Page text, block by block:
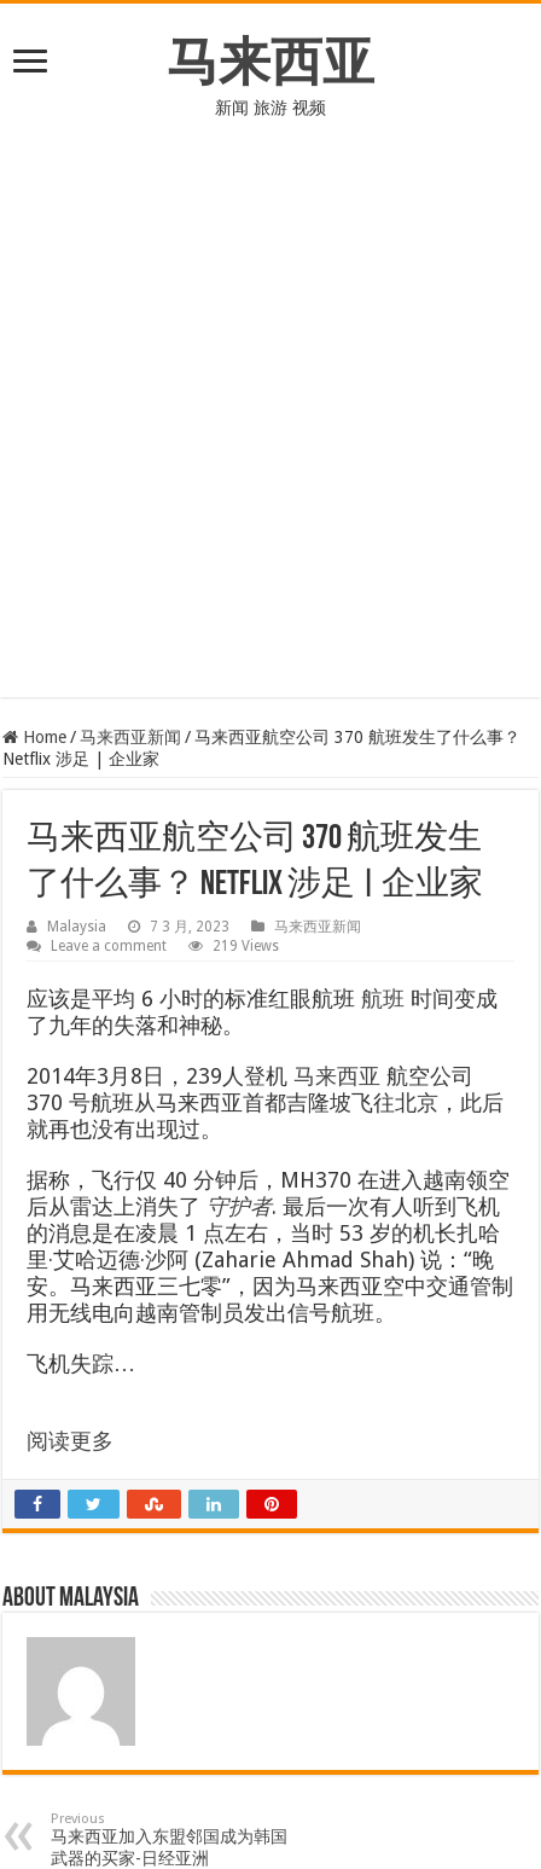
马来西亚
新闻 旅游 视频
Home / 马来西亚新闻 / 马来西亚航空公司 370 航班发生了什么事？
Netflix 涉足 | 企业家
马来西亚航空公司 370 航班发生
了什么事？ Netflix 涉足 | 企业家
Malaysia 7 3 月, 2023
马来西亚新闻
Leave a comment
219 Views
应该是平均 6 小时的标准红眼航班航班 时间变成
了九年的失落和神秘。
2014年3月8日，239人登机马来西亚 航空公司
370 号航班从马来西亚首都吉隆坡飞往北京，此后
就再也没有出现过。
据称，飞行仅 40 分钟后，MH370 在进入越南领空
后从雷达上消失了 守护者. 最后一次有人听到飞机
的消息是在凌晨 1 点左右，当时 53 岁的机长扎哈
里·艾哈迈德·沙阿 (Zaharie Ahmad Shah) 说：“晚
安。马来西亚三七零”，因为马来西亚空中交通管制
用无线电向越南管制员发出信号航班。
飞机失踪…
阅读更多
About Malaysia
Previous
马来西亚加入东盟邻国成为韩国
武器的买家-日经亚洲